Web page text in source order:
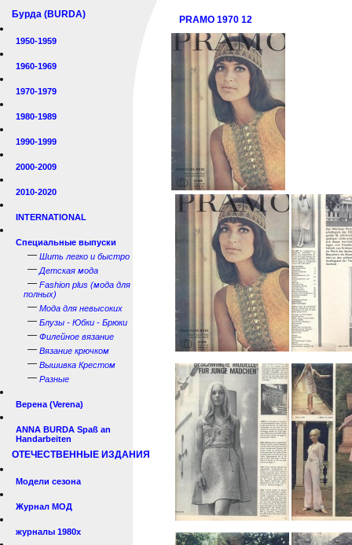
Бурда (BURDA)
1950-1959
1960-1969
1970-1979
1980-1989
1990-1999
2000-2009
2010-2020
INTERNATIONAL
Специальные выпуски
— Шить легко и быстро
— Детская мода
— Fashion plus (мода для
полных)
— Мода для невысоких
— Блузы - Юбки - Брюки
— Филейное вязание
— Вязание крючком
— Вышивка Крестом
— Разные
Верена (Verena)
ANNA BURDA Spaß an
Handarbeiten
ОТЕЧЕСТВЕННЫЕ ИЗДАНИЯ
Модели сезона
Журнал МОД
журналы 1980х
PRAMO 1970 12